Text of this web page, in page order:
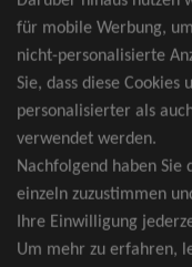
TOP-Events
André Rieu Tickets
David Garrett Tickets
Andrea Berg Tickets
Backstreet Boys Tickets
Unheilig Tickets
für mobile Werbung,
nicht-personalisierte
Sie, dass diese
personalisierter als
verwendet werden.
Nachfolgend haben Sie
einzeln zuzustimmen
Ihre Einwilligung
Um mehr zu erfahren,